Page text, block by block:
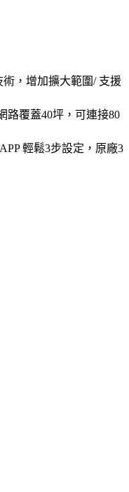
，增加擴大範圍/ 支援
路覆蓋40坪，可連接80
輕鬆3步設定，原廠3